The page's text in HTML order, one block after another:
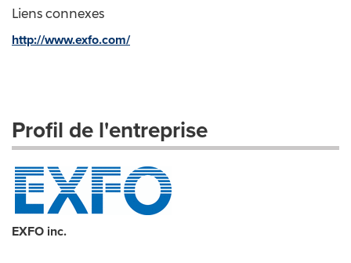
Liens connexes
http://www.exfo.com/
Profil de l'entreprise
EXFO inc.